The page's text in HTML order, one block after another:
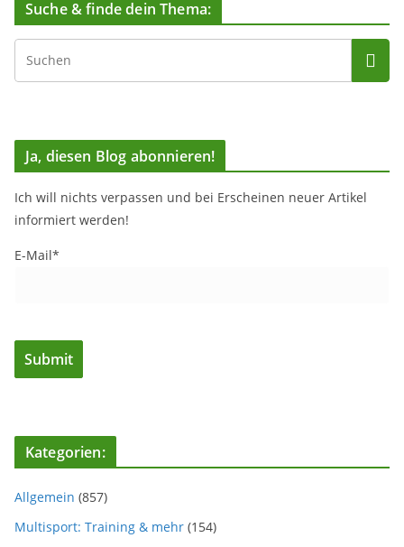
Suche & finde dein Thema:
Ja, diesen Blog abonnieren!
Ich will nichts verpassen und bei Erscheinen neuer Artikel
informiert werden!
E-Mail*
Kategorien:
Allgemein (857)
Multisport: Training & mehr (154)